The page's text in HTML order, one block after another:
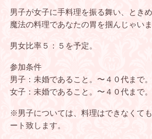
男子が女子に手料理を振る舞い、とき
魔法の料理であなたの胃を掴んじゃいま
男女比率５：５を予定。
参加条件
男子：未婚であること。〜４０代まで。
女子：未婚であること。〜４０代まで。
※男子については、料理はできなくて
ート致します。